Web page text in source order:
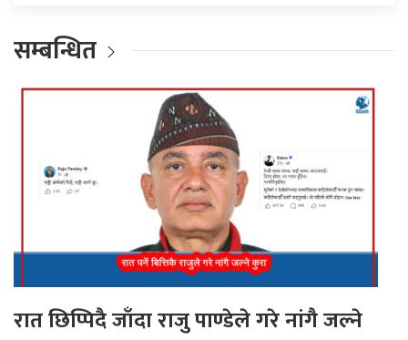
सम्बन्धित
रात छिप्पिदै जाँदा राजु पाण्डेले गरे नांगै जल्ने